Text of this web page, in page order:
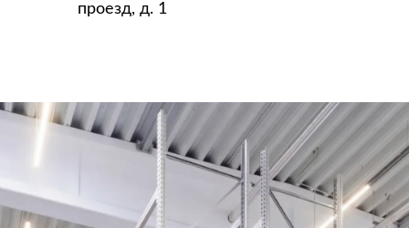
проезд, д. 1